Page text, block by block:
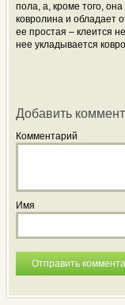
пола, а, кроме того,
ковролина и обладает
ее простая – клеится
нее укладывается
Добавить
Комментарий
Имя